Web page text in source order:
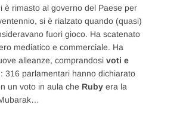
è rimasto al governo del Paese per
si è rialzato quando (quasi)
fuori gioco. Ha scatenato
mediatico e commerciale. Ha
alleanze, comprandosi voti e
: 316 parlamentari hanno dichiarato
un voto in aula che Ruby era la